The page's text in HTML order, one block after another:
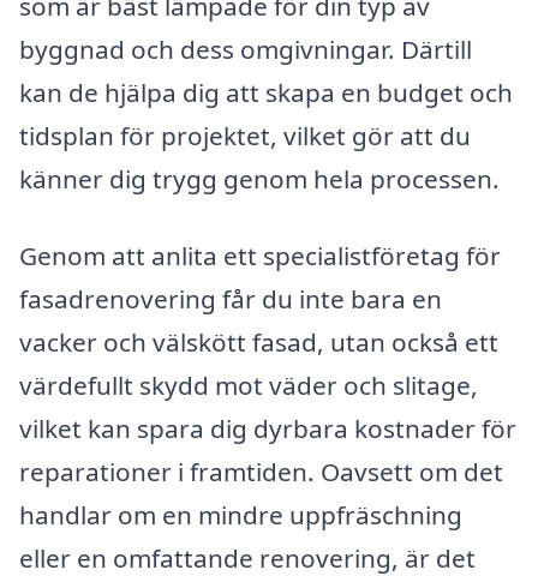
byggnad och dess omgivningar. Därtill
kan de hjälpa dig att skapa en budget och
tidsplan för projektet, vilket gör att du
känner dig trygg genom hela processen.
Genom att anlita ett specialistföretag för
fasadrenovering får du inte bara en
vacker och välskött fasad, utan också ett
värdefullt skydd mot väder och slitage,
vilket kan spara dig dyrbara kostnader för
reparationer i framtiden. Oavsett om det
handlar om en mindre uppfräschning
eller en omfattande renovering, är det